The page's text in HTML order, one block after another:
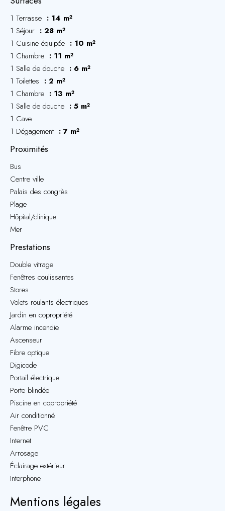
1 Terrasse
14 m²
1 Séjour
28 m²
1 Cuisine équipée
10 m²
1 Chambre
11 m²
1 Salle de douche
6 m²
1 Toilettes
2 m²
1 Chambre
13 m²
1 Salle de douche
5 m²
1 Cave
1 Dégagement
7 m²
Proximités
Bus
Centre ville
Palais des congrès
Plage
Hôpital/clinique
Mer
Prestations
Double vitrage
Fenêtres coulissantes
Stores
Volets roulants électriques
Jardin en copropriété
Alarme incendie
Ascenseur
Fibre optique
Digicode
Portail électrique
Porte blindée
Piscine en copropriété
Air conditionné
Fenêtre PVC
Internet
Arrosage
Éclairage extérieur
Interphone
Mentions légales